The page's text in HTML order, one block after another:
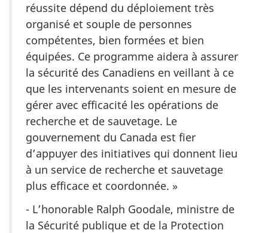
réussite dépend du déploiement très
organisé et souple de personnes
compétentes, bien formées et bien
équipées. Ce programme aidera à assurer
la sécurité des Canadiens en veillant à ce
que les intervenants soient en mesure de
gérer avec efficacité les opérations de
recherche et de sauvetage. Le
gouvernement du Canada est fier
d’appuyer des initiatives qui donnent lieu
à un service de recherche et sauvetage
plus efficace et coordonnée. »
- L’honorable Ralph Goodale, ministre de
la Sécurité publique et de la Protection